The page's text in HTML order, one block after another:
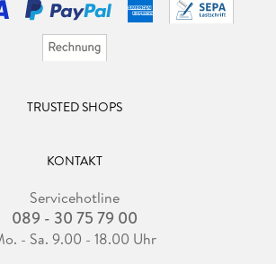
TRUSTED SHOPS
KONTAKT
Servicehotline
089 - 30 75 79 00
- Sa. 9.00 - 18.00 Uhr